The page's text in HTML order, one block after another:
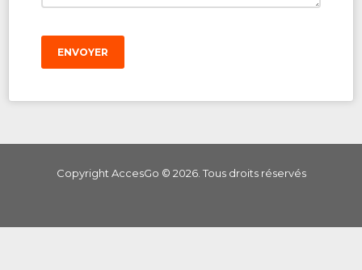
ENVOYER
Copyright AccesGo © 2026. Tous droits réservés